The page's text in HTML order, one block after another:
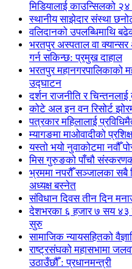
मिडियालाई काउन्सिलको
स्थानीय साझेदार संस्था
वलिदानको उपलब्धिमाथि
भरतपुर अस्पताल वा क्यान्सर
गर्न सकिन्छ: प्रमुख दाहाल
भरतपुर महानगरपालिकाको
उद्घाटन
दर्शन राजनीति र
कोटे अल इन वन रिसोर्ट
पत्रकार महिलालाई
म्यागङमा माओवादीको
यस्तो भयो नुवाकोटमा नवौँ
मिस गुरुङको पाँचौ
भ्रममा नपरौँ सञ्जालका सबै
अध्यक्ष बस्नेत
संविधान दिवस तीन दिन
देशभरका ६ हजार ७ सय ४३
सुरु
सामाजिक न्यायसहितको
राष्ट्रसंघको महासभामा
उठाउँछौँ : प्रधानमन्त्री